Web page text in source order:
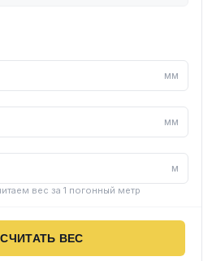
мм
мм
м
вес за 1 погонный метр
ВЕС